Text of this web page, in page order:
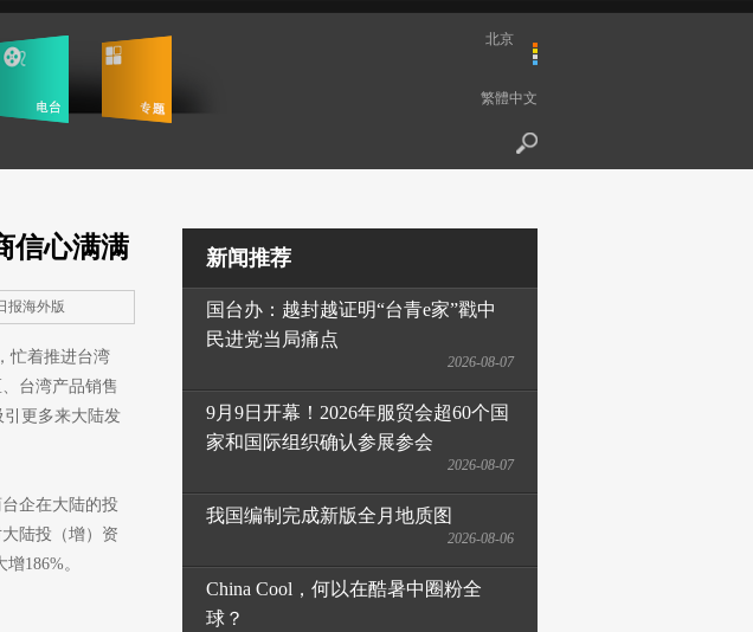
北京
繁體中文
信心满满
报海外版
忙着推进台湾
台湾产品销售
引更多来大陆发
企在大陆的投
陆投（增）资
186%。
新闻推荐
国台办：越封越证明“台青e家”戳中
民进党当局痛点
2026-08-07
9月9日开幕！2026年服贸会超60个国
家和国际组织确认参展参会
2026-08-07
我国编制完成新版全月地质图
2026-08-06
China Cool，何以在酷暑中圈粉全
球？